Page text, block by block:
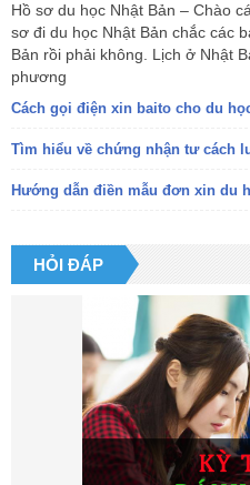
Hồ sơ du học Nhật Bản – Chào
sơ đi du học Nhật Bản chắc các
Bản rồi phải không. Lịch ở Nhật
phương
Cách gọi điện xin baito cho du
Tìm hiểu về chứng nhận tư cách
Hướng dẫn điền mẫu đơn xin du
HỎI ĐÁP